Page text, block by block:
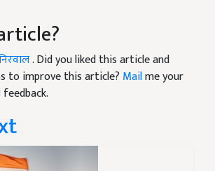
. Did you liked this article and
to improve this article? Mailme your